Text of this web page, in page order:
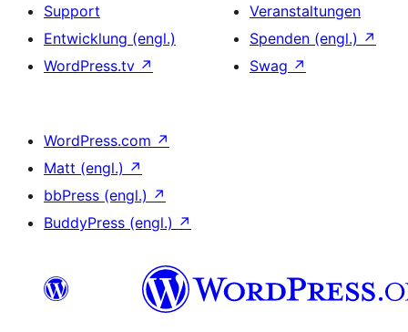
Support
Entwicklung (engl.)
WordPress.tv ↗
Veranstaltungen
Spenden (engl.) ↗
Swag ↗
WordPress.com ↗
Matt (engl.) ↗
bbPress (engl.) ↗
BuddyPress (engl.) ↗